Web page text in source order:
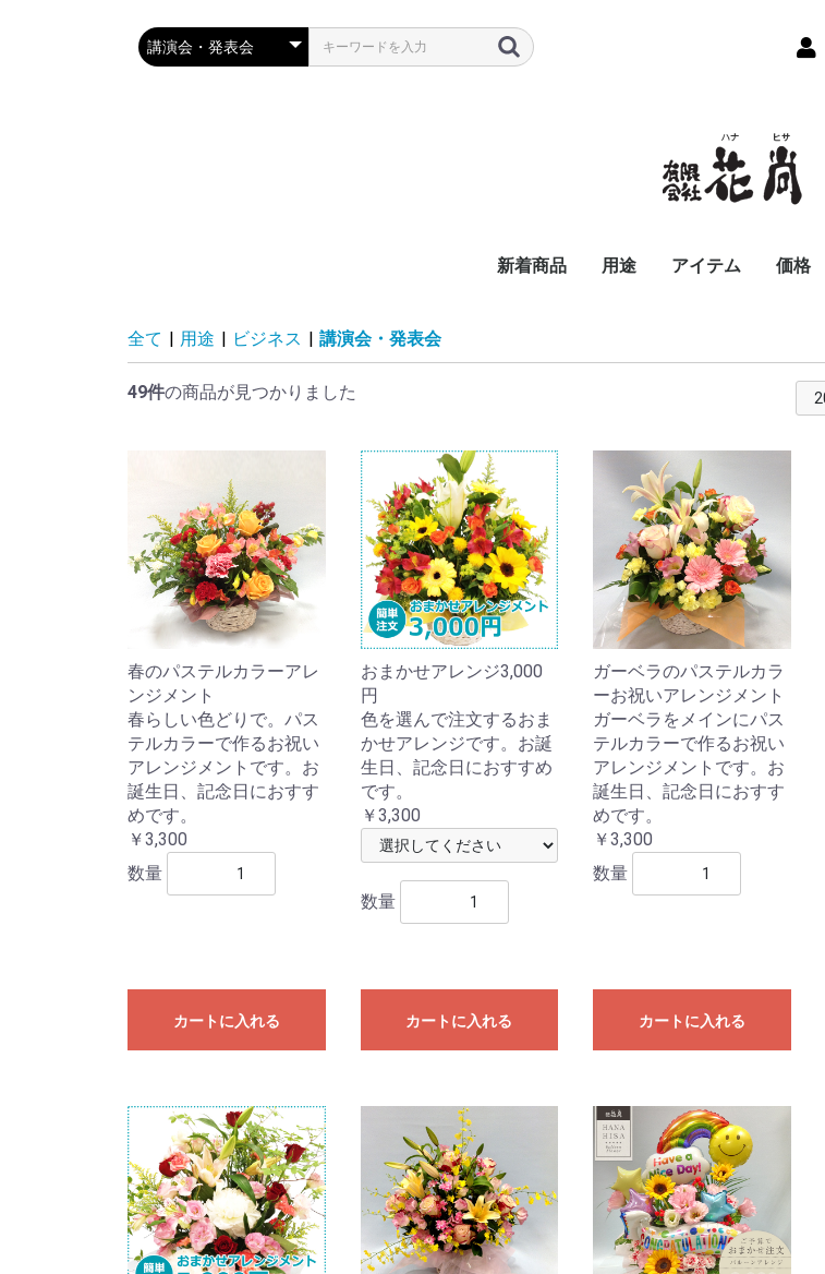
新着商品 用途 アイテム 価格
全て | 用途 | ビジネス | 講演会・発表会
49件の商品が見つかりました
春のパステルカラーアレ
ンジメント
春らしい色どりで。パス
テルカラーで作るお祝い
アレンジメントです。お
誕生日、記念日におすす
めです。
￥3,300
数量
カートに入れる
おまかせアレンジ3,000
円
色を選んで注文するおま
かせアレンジです。お誕
生日、記念日におすすめ
です。
￥3,300
数量
カートに入れる
ガーベラのパステルカラ
ーお祝いアレンジメント
ガーベラをメインにパス
テルカラーで作るお祝い
アレンジメントです。お
誕生日、記念日におすす
めです。
￥3,300
数量
カートに入れる